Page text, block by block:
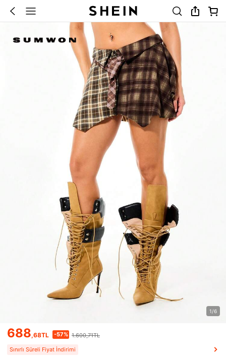
1/6
688,68TL -57% 1.600,71TL
Sınırlı Süreli Fiyat İndirimi